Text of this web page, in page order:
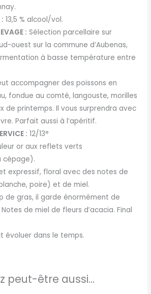
13,5 % alcool/vol.
: Sélection parcellaire sur
ouest sur la commune d’Aubenas,
à basse température entre
accompagner des poissons en
fondue au comté, langouste, morilles
de printemps. Il vous surprendra avec
Parfait aussi à l’apéritif.
: 12/13°
or aux reflets verts
cépage).
expressif, floral avec des notes de
poire) et de miel.
de gras, il garde énormément de
de miel de fleurs d’acacia. Final
évoluer dans le temps.
peut-être aussi…